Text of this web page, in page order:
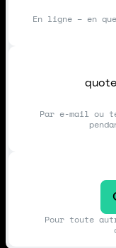
En ligne – en
Par e-mail ou
Pour toute